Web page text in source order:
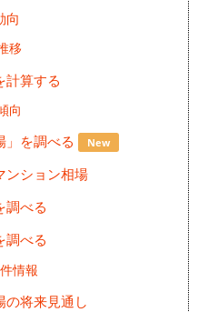
向
移
計算する
向
」を調べる New
ンション相場
調べる
調べる
情報
の将来見通し